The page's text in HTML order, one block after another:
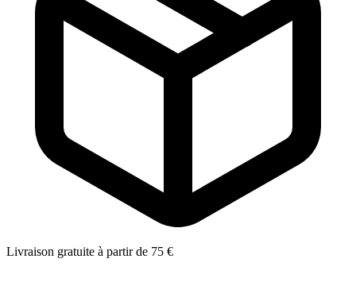
Livraison gratuite à partir de 75 €